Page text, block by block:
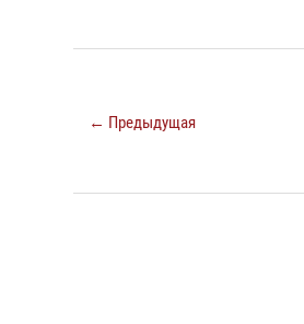
← Предыдущая